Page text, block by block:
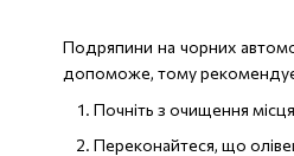
Подряпини на чорних
допоможе, тому
Почніть з очищення
Переконайтеся, що